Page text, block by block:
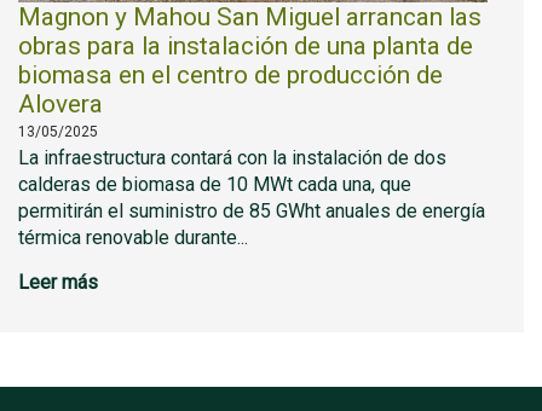
Magnon y Mahou San Miguel arrancan las
obras para la instalación de una planta de
biomasa en el centro de producción de
Alovera
13/05/2025
La infraestructura contará con la instalación de dos
calderas de biomasa de 10 MWt cada una, que
permitirán el suministro de 85 GWht anuales de energía
térmica renovable durante...
Leer más